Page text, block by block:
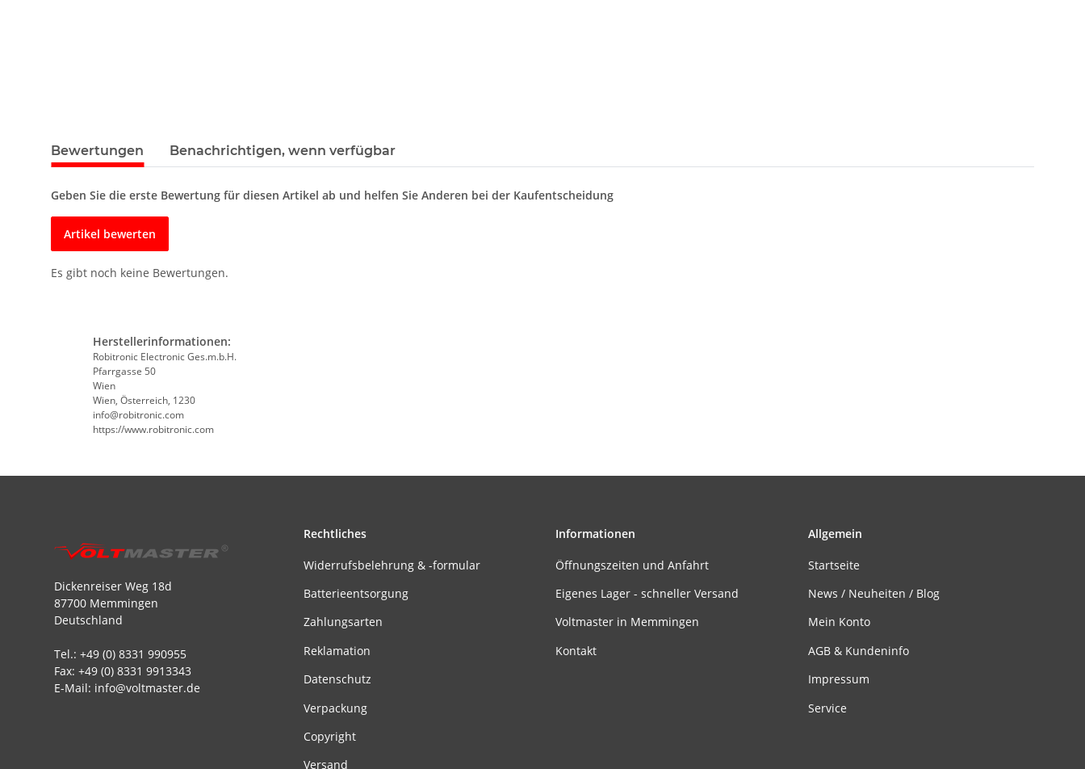
Bewertungen Benachrichtigen, wenn verfügbar
Geben Sie die erste Bewertung für diesen Artikel ab und helfen Sie Anderen bei der Kaufentscheidung
Artikel bewerten
Es gibt noch keine Bewertungen.
Herstellerinformationen:
Robitronic Electronic Ges.m.b.H.
Pfarrgasse 50
Wien
Wien, Österreich, 1230
info@robitronic.com
https://www.robitronic.com
Dickenreiser Weg 18d
87700 Memmingen
Deutschland
Tel.: +49 (0) 8331 990955
Fax: +49 (0) 8331 9913343
E-Mail: info@voltmaster.de
Rechtliches
Widerrufsbelehrung & -formular
Batterieentsorgung
Zahlungsarten
Reklamation
Datenschutz
Verpackung
Copyright
Versand
Informationen
Öffnungszeiten und Anfahrt
Eigenes Lager - schneller Versand
Voltmaster in Memmingen
Kontakt
Allgemein
Startseite
News / Neuheiten / Blog
Mein Konto
AGB & Kundeninfo
Impressum
Service